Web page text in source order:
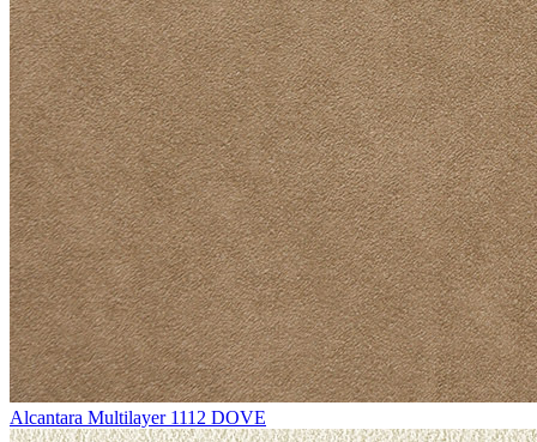
Alcantara Multilayer 1112 DOVE